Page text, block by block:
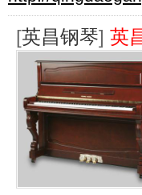
[英昌钢琴] 英